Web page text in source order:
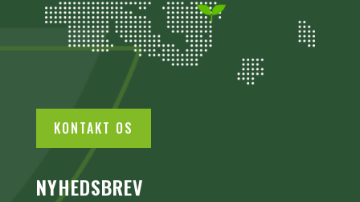
KONTAKT OS
NYHEDSBREV